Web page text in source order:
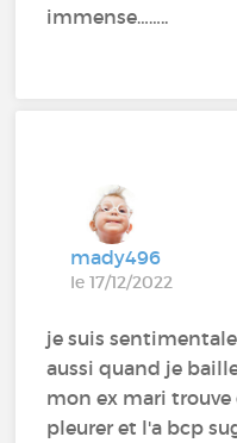
immense……..
mady496
le 17/12/2022
je suis
aussi quand je
mon ex mari
pleurer et l'a bcp